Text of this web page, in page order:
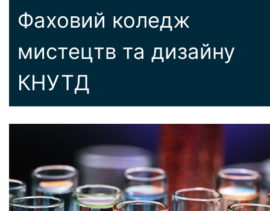
Фаховий коледж
мистецтв та дизайну
КНУТД